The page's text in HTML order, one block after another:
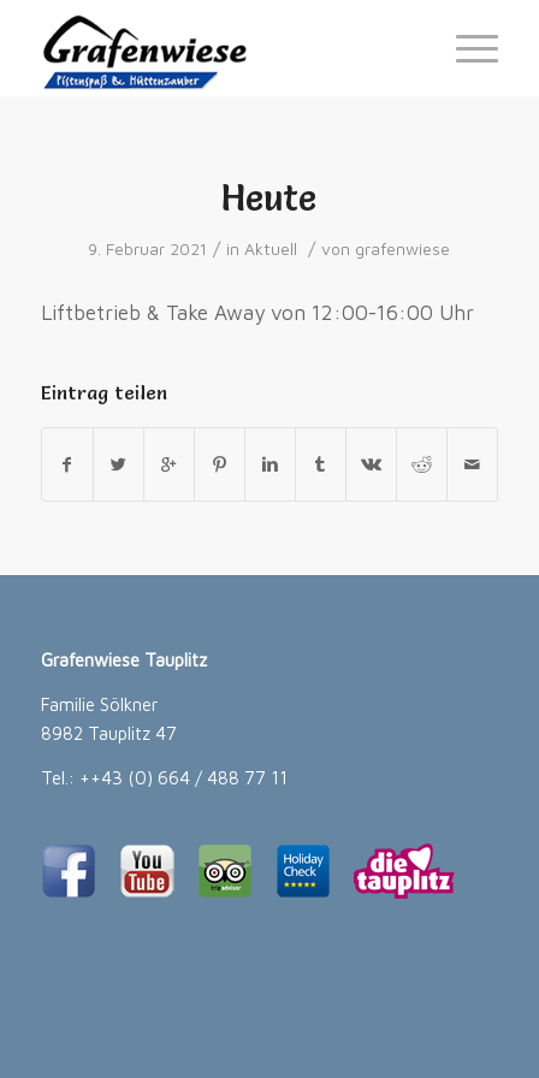
Heute
9. Februar 2021 / in Aktuell / von grafenwiese
Liftbetrieb & Take Away von 12:00-16:00 Uhr
Eintrag teilen
Grafenwiese Tauplitz
Familie Sölkner
8982 Tauplitz 47
Tel.: ++43 (0) 664 / 488 77 11